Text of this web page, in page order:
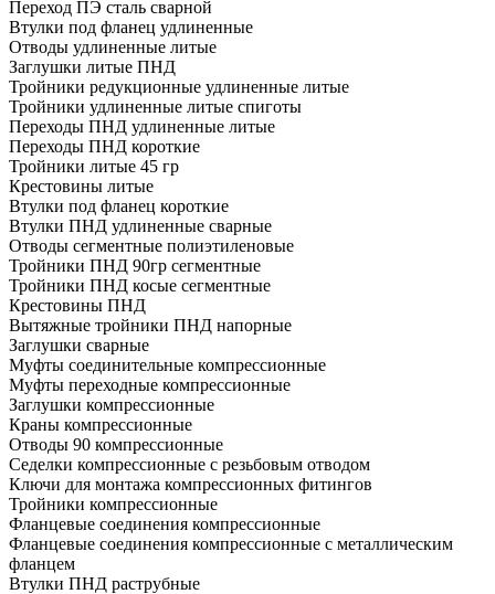
Переход ПЭ сталь сварной
Втулки под фланец удлиненные
Отводы удлиненные литые
Заглушки литые ПНД
Тройники редукционные удлиненные литые
Тройники удлиненные литые спиготы
Переходы ПНД удлиненные литые
Переходы ПНД короткие
Тройники литые 45 гр
Крестовины литые
Втулки под фланец короткие
Втулки ПНД удлиненные сварные
Отводы сегментные полиэтиленовые
Тройники ПНД 90гр сегментные
Тройники ПНД косые сегментные
Крестовины ПНД
Вытяжные тройники ПНД напорные
Заглушки сварные
Муфты соединительные компрессионные
Муфты переходные компрессионные
Заглушки компрессионные
Краны компрессионные
Отводы 90 компрессионные
Седелки компрессионные с резьбовым отводом
Ключи для монтажа компрессионных фитингов
Тройники компрессионные
Фланцевые соединения компрессионные
Фланцевые соединения компрессионные с металлическим
фланцем
Втулки ПНД раструбные